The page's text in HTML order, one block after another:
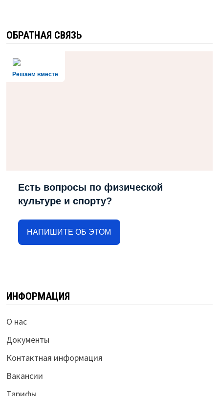
ОБРАТНАЯ СВЯЗЬ
Решаем вместе
Есть вопросы по физической
культуре и спорту?
НАПИШИТЕ ОБ ЭТОМ
ИНФОРМАЦИЯ
О нас
Документы
Контактная информация
Вакансии
Тарифы